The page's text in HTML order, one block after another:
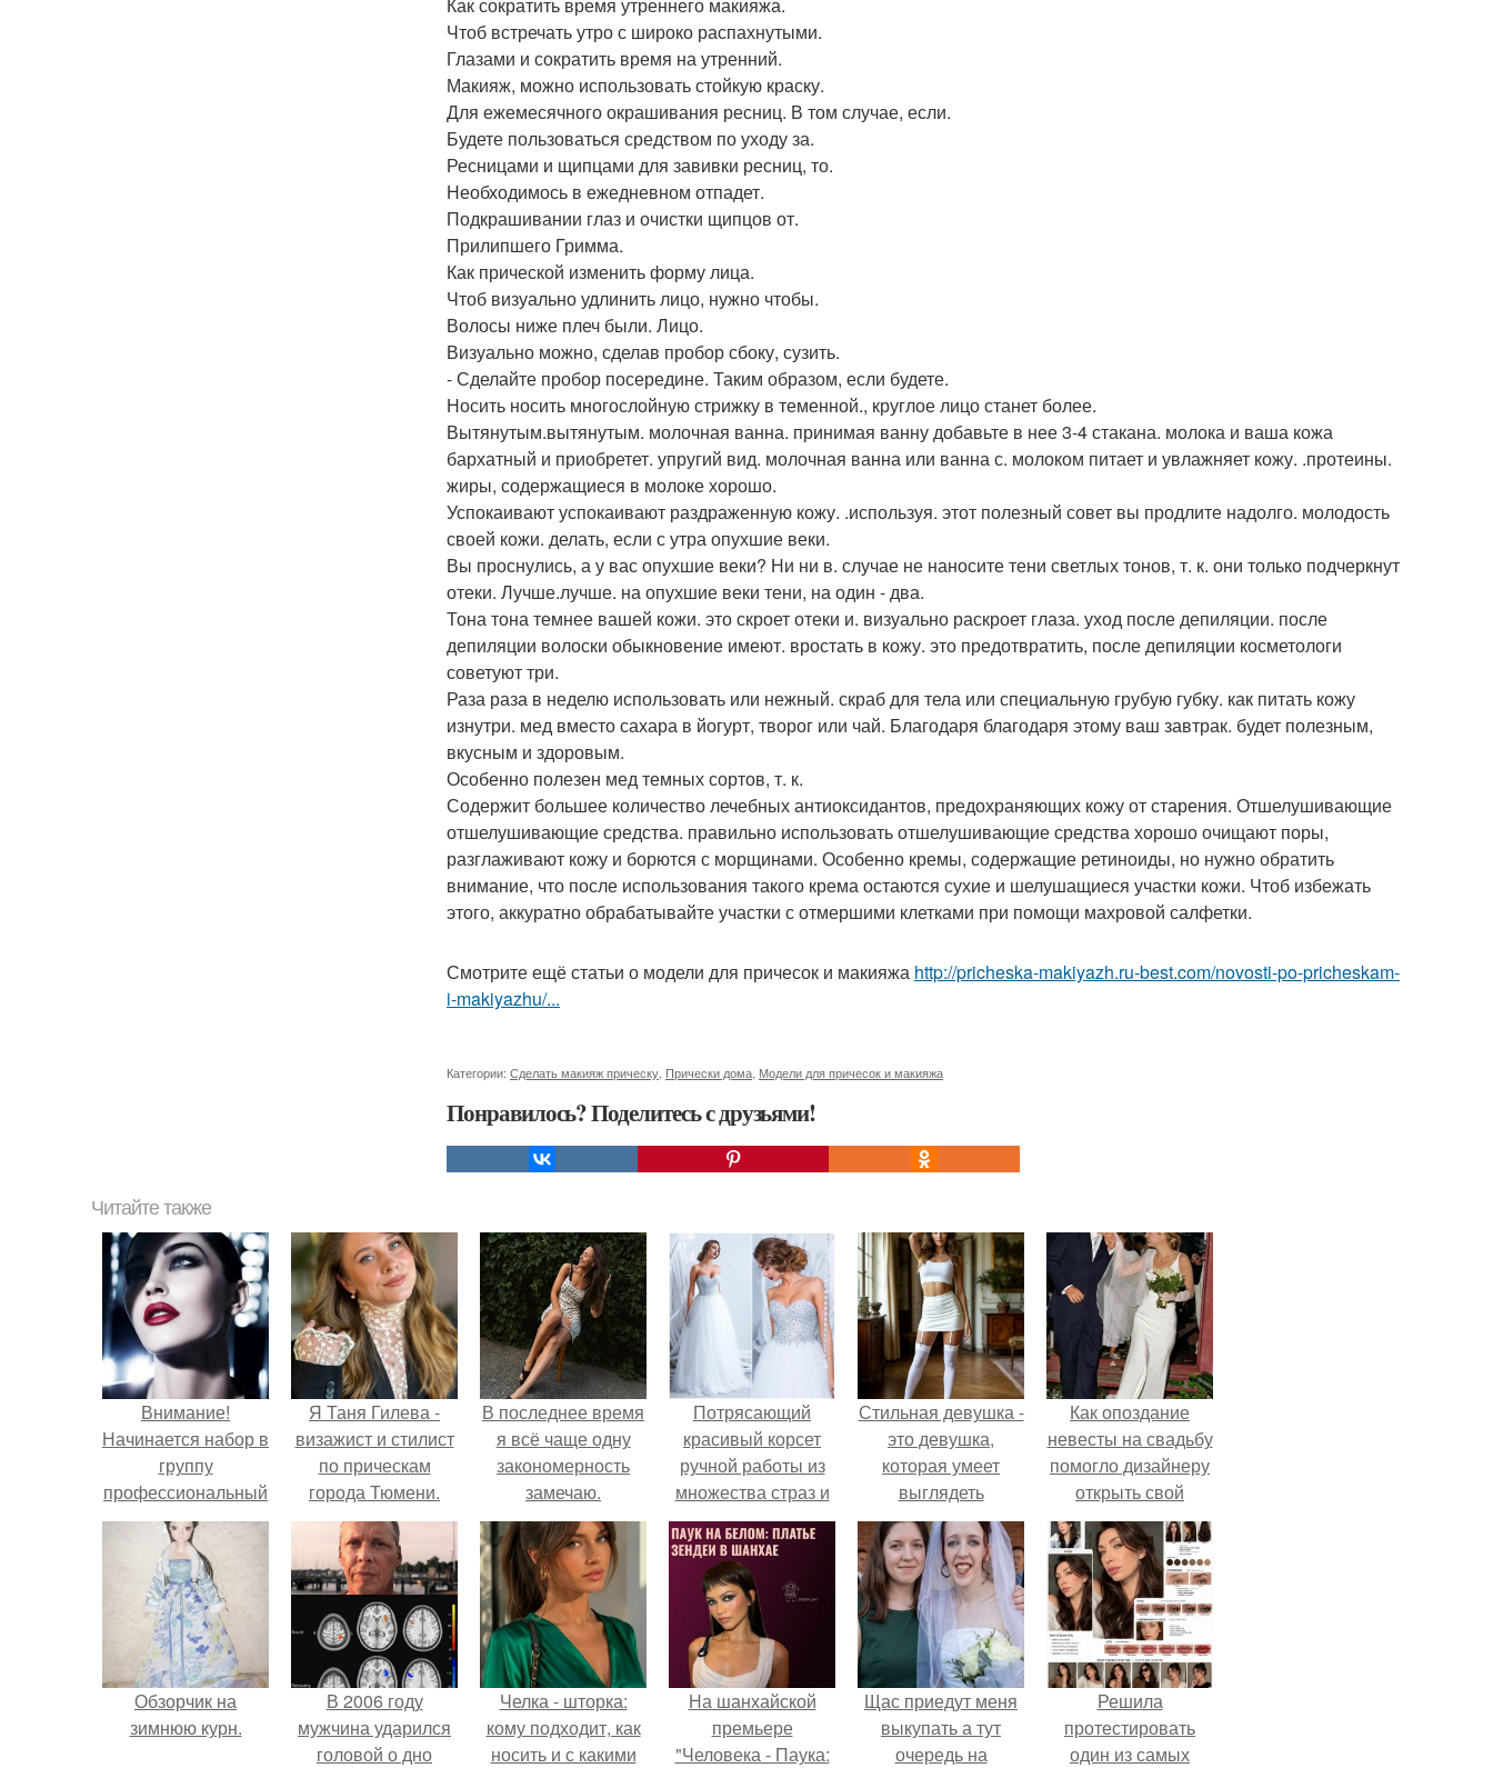
Чтоб встречать утро с широко распахнутыми.
Глазами и сократить время на утренний.
Макияж, можно использовать стойкую краску.
Для ежемесячного окрашивания ресниц. В том случае, если.
Будете пользоваться средством по уходу за.
Ресницами и щипцами для завивки ресниц, то.
Необходимось в ежедневном отпадет.
Подкрашивании глаз и очистки щипцов от.
Прилипшего Гримма.
Как прической изменить форму лица.
Чтоб визуально удлинить лицо, нужно чтобы.
Волосы ниже плеч были. Лицо.
Визуально можно, сделав пробор сбоку, сузить.
- Сделайте пробор посередине. Таким образом, если будете.
Носить носить многослойную стрижку в теменной., круглое лицо станет более.
Вытянутым.вытянутым. молочная ванна. принимая ванну добавьте в нее 3-4 стакана. молока и ваша кожа
бархатный и приобретет. упругий вид. молочная ванна или ванна с. молоком питает и увлажняет кожу. .протеины.
жиры, содержащиеся в молоке хорошо.
Успокаивают успокаивают раздраженную кожу. .используя. этот полезный совет вы продлите надолго. молодость
своей кожи. делать, если с утра опухшие веки.
Вы проснулись, а у вас опухшие веки? Ни ни в. случае не наносите тени светлых тонов, т. к. они только подчеркнут
отеки. Лучше.лучше. на опухшие веки тени, на один - два.
Тона тона темнее вашей кожи. это скроет отеки и. визуально раскроет глаза. уход после депиляции. после
депиляции волоски обыкновение имеют. вростать в кожу. это предотвратить, после депиляции косметологи
советуют три.
Раза раза в неделю использовать или нежный. скраб для тела или специальную грубую губку. как питать кожу
изнутри. мед вместо сахара в йогурт, творог или чай. Благодаря благодаря этому ваш завтрак. будет полезным,
вкусным и здоровым.
Особенно полезен мед темных сортов, т. к.
Содержит большее количество лечебных антиоксидантов, предохраняющих кожу от старения. Отшелушивающие
отшелушивающие средства. правильно использовать отшелушивающие средства хорошо очищают поры,
разглаживают кожу и борются с морщинами. Особенно кремы, содержащие ретиноиды, но нужно обратить
внимание, что после использования такого крема остаются сухие и шелушащиеся участки кожи. Чтоб избежать
этого, аккуратно обрабатывайте участки с отмершими клетками при помощи махровой салфетки.
Смотрите ещё статьи о модели для причесок и макияжа http://pricheska-makiyazh.ru-best.com/novosti-po-pricheskam-
i-makiyazhu/...
Категории: Сделать макияж прическу Прически дома Модели для причесок и макияжа
Понравилось? Поделитесь с друзьями!
Читайте также
Внимание!
Начинается набор в
группу
профессиональный
визажист - стилист
эксклюзивная
программа
обучения с "0" от
Ofra Professional!
Я Таня Гилева -
визажист и стилист
по прическам
города Тюмени.
В последнее время
я всё чаще одну
закономерность
замечаю.
Потрясающий
красивый корсет
ручной работы из
множества страз и
стекляруса?
Стильная девушка -
это девушка,
которая умеет
выглядеть
привлекательно и
элегантно в любои
ситуации.
Как опоздание
невесты на свадьбу
помогло дизайнеру
открыть свой
бренд.
Обзорчик на
зимнюю курн.
В 2006 году
мужчина ударился
головой о дно
Челка - шторка:
кому подходит, как
носить и с какими
На шанхайской
премьере
"Человека - Паука:
Щас приедут меня
выкупать а тут
очередь на
Решила
протестировать
один из самых